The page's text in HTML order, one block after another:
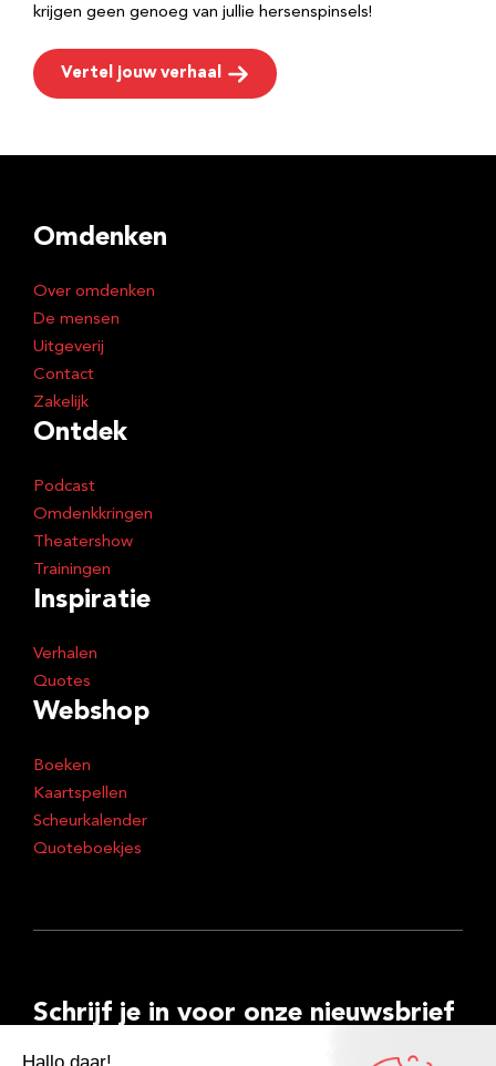
krijgen geen genoeg van jullie hersenspinsels!
Vertel jouw verhaal
Omdenken
Over omdenken
De mensen
Uitgeverij
Contact
Zakelijk
Ontdek
Podcast
Omdenkkringen
Theatershow
Trainingen
Inspiratie
Verhalen
Quotes
Webshop
Boeken
Kaartspellen
Scheurkalender
Quoteboekjes
Schrijf je in voor onze nieuwsbrief